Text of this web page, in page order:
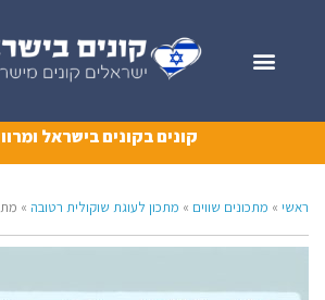
קונים בקונים בישראל
ראשי » מתכונים שווים » מתכון לעוגת שוקולית רטובה »